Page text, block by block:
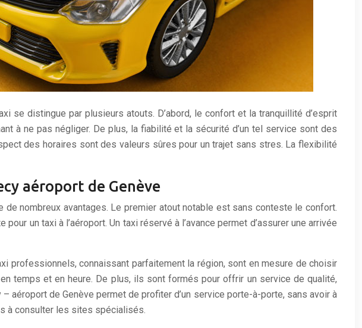
se distingue par plusieurs atouts. D’abord, le confort et la tranquillité d’esprit
à ne pas négliger. De plus, la fiabilité et la sécurité d’un tel service sont des
des horaires sont des valeurs sûres pour un trajet sans stres. La flexibilité
aéroport de Genève
nombreux avantages. Le premier atout notable est sans conteste le confort.
un taxi à l’aéroport. Un taxi réservé à l’avance permet d’assurer une arrivée
professionnels, connaissant parfaitement la région, sont en mesure de choisir
temps et en heure. De plus, ils sont formés pour offrir un service de qualité,
aéroport de Genève permet de profiter d’un service porte-à-porte, sans avoir à
à consulter les sites spécialisés.